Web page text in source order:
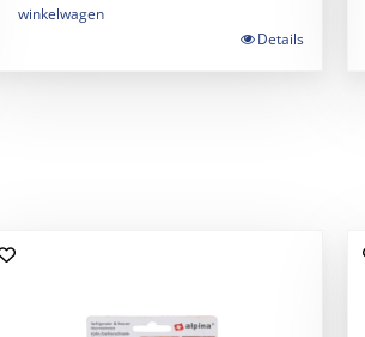
winkelwagen
Details